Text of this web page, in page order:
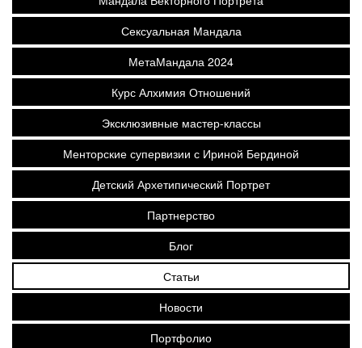
Сексуальная Мандала
МетаМандала 2024
Курс Алхимия Отношений
Эксклюзивные мастер-классы
Менторские супервизии с Ириной Бердиной
Детский Архетипический Портрет
Партнерство
Блог
Статьи
Новости
Портфолио